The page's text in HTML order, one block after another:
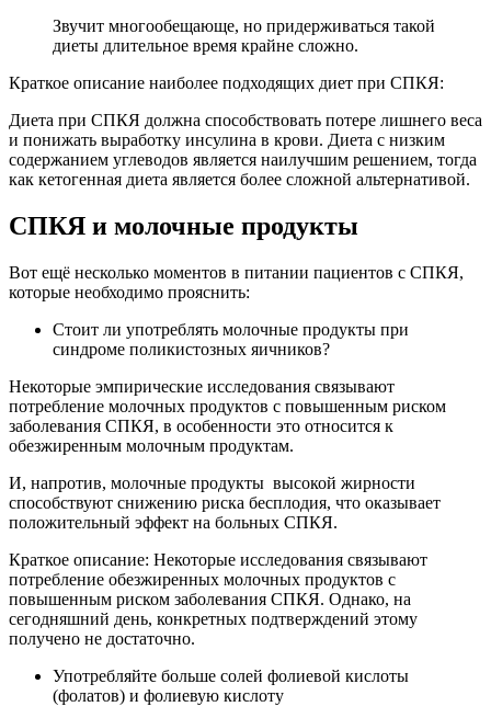
Звучит многообещающе, но придерживаться такой
диеты длительное время крайне сложно.
Краткое описание наиболее подходящих диет при СПКЯ:
Диета при СПКЯ должна способствовать потере лишнего веса
и понижать выработку инсулина в крови. Диета с низким
содержанием углеводов является наилучшим решением, тогда
как кетогенная диета является более сложной альтернативой.
СПКЯ и молочные продукты
Вот ещё несколько моментов в питании пациентов с СПКЯ,
которые необходимо прояснить:
Стоит ли употреблять молочные продукты при
синдроме поликистозных яичников?
Некоторые эмпирические исследования связывают
потребление молочных продуктов с повышенным риском
заболевания СПКЯ, в особенности это относится к
обезжиренным молочным продуктам.
И, напротив, молочные продукты высокой жирности
способствуют снижению риска бесплодия, что оказывает
положительный эффект на больных СПКЯ.
Краткое описание: Некоторые исследования связывают
потребление обезжиренных молочных продуктов с
повышенным риском заболевания СПКЯ. Однако, на
сегодняшний день, конкретных подтверждений этому
получено не достаточно.
Употребляйте больше солей фолиевой кислоты
(фолатов) и фолиевую кислоту